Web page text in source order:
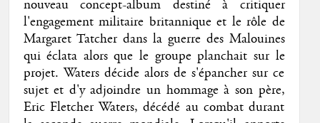
nouveau concept-album destiné à critiquer
l'engagement militaire britannique et le rôle de
Margaret Tatcher dans la guerre des Malouines
qui éclata alors que le groupe planchait sur le
projet. Waters décide alors de s'épancher sur ce
sujet et d'y adjoindre un hommage à son père,
Eric Fletcher Waters, décédé au combat durant